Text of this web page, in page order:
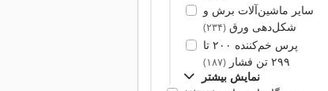
سایر ماشین‌آلات برش و
شکل‌دهی ورق(۲۳۴)
پرس خم‌کننده ۲۰۰ تا
۲۹۹ تن فشار
(۱۸۷)
نمایش بیشتر